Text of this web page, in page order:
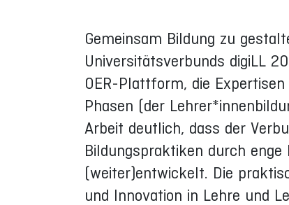
Gemeinsam Bildung zu
Universitätsverbunds digiLL
OER-Plattform, die
Phasen (der
Arbeit deutlich, dass der
Bildungspraktiken durch
(weiter)entwickelt. Die
und Innovation in Lehre und